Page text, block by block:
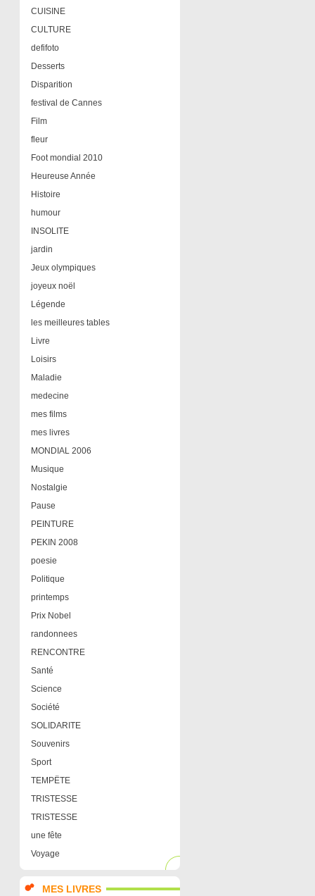
CUISINE
CULTURE
defifoto
Desserts
Disparition
festival de Cannes
Film
fleur
Foot mondial 2010
Heureuse Année
Histoire
humour
INSOLITE
jardin
Jeux olympiques
joyeux noël
Légende
les meilleures tables
Livre
Loisirs
Maladie
medecine
mes films
mes livres
MONDIAL 2006
Musique
Nostalgie
Pause
PEINTURE
PEKIN 2008
poesie
Politique
printemps
Prix Nobel
randonnees
RENCONTRE
Santé
Science
Société
SOLIDARITE
Souvenirs
Sport
TEMPËTE
TRISTESSE
TRISTESSE
une fête
Voyage
MES LIVRES